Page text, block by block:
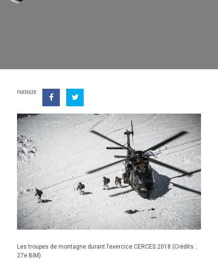
PARTAGER
Les troupes de montagne durant l’exercice CERCES 2018 (Crédits :
27e BIM)